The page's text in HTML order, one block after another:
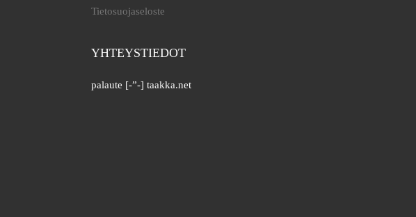
Tietosuojaseloste
YHTEYSTIEDOT
palaute [-”-] taakka.net